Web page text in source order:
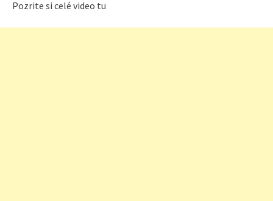
Pozrite si celé video tu